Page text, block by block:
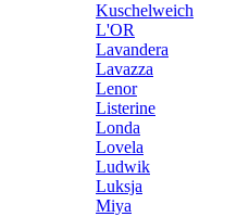
Kuschelweich
L'OR
Lavandera
Lavazza
Lenor
Listerine
Londa
Lovela
Ludwik
Luksja
Miya